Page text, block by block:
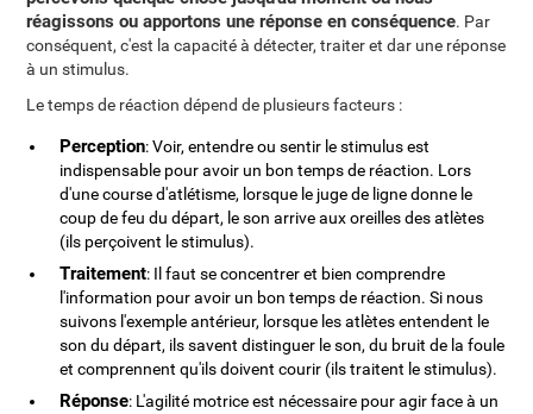
réagissons ou apportons une réponse en conséquence. Par
conséquent, c'est la capacité à détecter, traiter et dar une réponse
à un stimulus.
Le temps de réaction dépend de plusieurs facteurs :
Perception: Voir, entendre ou sentir le stimulus est
indispensable pour avoir un bon temps de réaction. Lors
d'une course d'atlétisme, lorsque le juge de ligne donne le
coup de feu du départ, le son arrive aux oreilles des atlètes
(ils perçoivent le stimulus).
Traitement: Il faut se concentrer et bien comprendre
l'information pour avoir un bon temps de réaction. Si nous
suivons l'exemple antérieur, lorsque les atlètes entendent le
son du départ, ils savent distinguer le son, du bruit de la foule
et comprennent qu'ils doivent courir (ils traitent le stimulus).
Réponse: L'agilité motrice est nécessaire pour agir face à un